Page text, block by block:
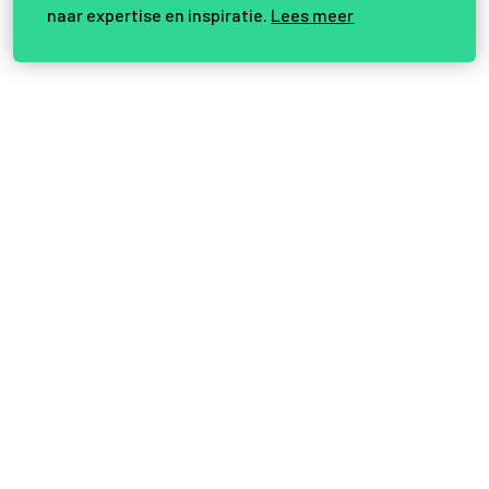
naar expertise en inspiratie. Lees meer